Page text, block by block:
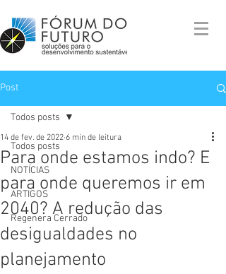
Post
Todos posts
NOTÍCIAS
ARTIGOS
Regenera Cerrado
Todos posts
Para onde estamos indo? E
para onde queremos ir em
2040? A redução das
desigualdades no
planejamento
14 de fev. de 2022 6 min de leitura